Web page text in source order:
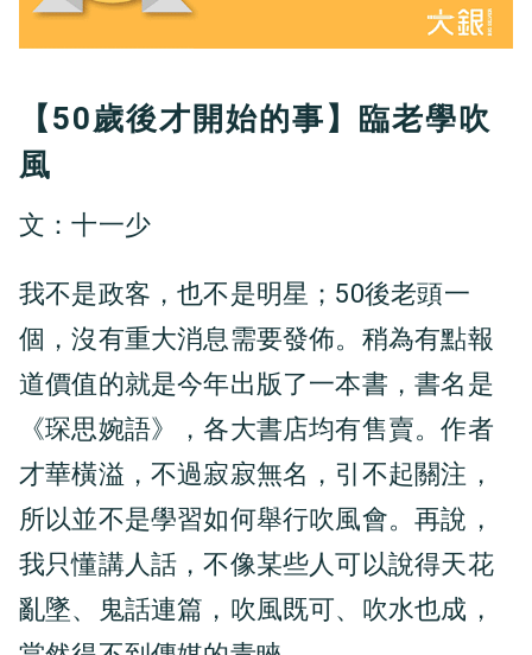
【50歲後才開始的事】臨老學吹
風
文：十一少
我不是政客，也不是明星；50後老頭一
個，沒有重大消息需要發佈。稍為有點報
道價值的就是今年出版了一本書，書名是
《琛思婉語》，各大書店均有售賣。作者
才華橫溢，不過寂寂無名，引不起關注，
所以並不是學習如何舉行吹風會。再說，
我只懂講人話，不像某些人可以說得天花
亂墜、鬼話連篇，吹風既可、吹水也成，